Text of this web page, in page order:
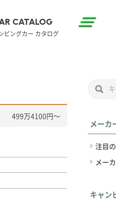
CATALOG
ピングカー カタログ
499万4100円〜
メーカ
注目
メー
キャン